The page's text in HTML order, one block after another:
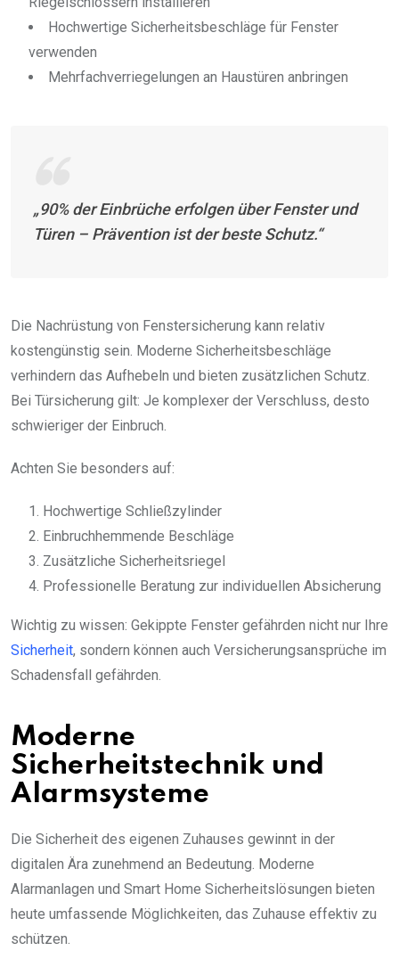
Hochwertige Sicherheitsbeschläge für Fenster
verwenden
Mehrfachverriegelungen an Haustüren anbringen
„90% der Einbrüche erfolgen über Fenster und
Türen – Prävention ist der beste Schutz.“
Die Nachrüstung von Fenstersicherung kann relativ
kostengünstig sein. Moderne Sicherheitsbeschläge
verhindern das Aufhebeln und bieten zusätzlichen Schutz.
Bei Türsicherung gilt: Je komplexer der Verschluss, desto
schwieriger der Einbruch.
Achten Sie besonders auf:
Hochwertige Schließzylinder
Einbruchhemmende Beschläge
Zusätzliche Sicherheitsriegel
Professionelle Beratung zur individuellen Absicherung
Wichtig zu wissen: Gekippte Fenster gefährden nicht nur Ihre
Sicherheit, sondern können auch Versicherungsansprüche im
Schadensfall gefährden.
Moderne
Sicherheitstechnik und
Alarmsysteme
Die Sicherheit des eigenen Zuhauses gewinnt in der
digitalen Ära zunehmend an Bedeutung. Moderne
Alarmanlagen und Smart Home Sicherheitslösungen bieten
heute umfassende Möglichkeiten, das Zuhause effektiv zu
schützen.